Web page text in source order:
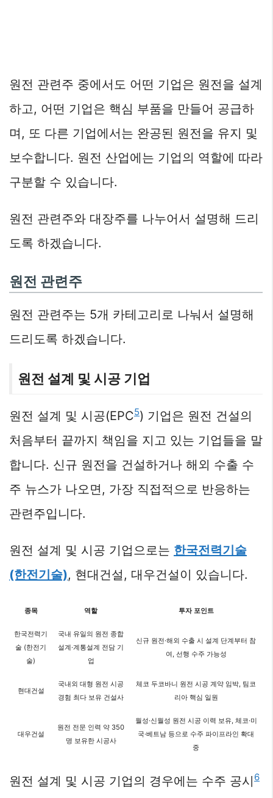
원전 관련주 중에서도 어떤 기업은 원전을 설계
하고, 어떤 기업은 핵심 부품을 만들어 공급하
며, 또 다른 기업에서는 완공된 원전을 유지 및
보수합니다. 원전 산업에는 기업의 역할에 따라
구분할 수 있습니다.
원전 관련주와 대장주를 나누어서 설명해 드리
도록 하겠습니다.
원전 관련주
원전 관련주는 5개 카테고리로 나눠서 설명해
드리도록 하겠습니다.
원전 설계 및 시공 기업
원전 설계 및 시공(EPC5) 기업은 원전 건설의
처음부터 끝까지 책임을 지고 있는 기업들을 말
합니다. 신규 원전을 건설하거나 해외 수출 수
주 뉴스가 나오면, 가장 직접적으로 반응하는
관련주입니다.
원전 설계 및 시공 기업으로는 한국전력기술
(한전기술), 현대건설, 대우건설이 있습니다.
종목 역할 투자 포인트
한국전력기
술 (한전기
술)
국내 유일의 원전 종합
설계·계통설계 전담 기
업
신규 원전·해외 수출 시 설계 단계부터 참
여, 선행 수주 가능성
현대건설
국내외 대형 원전 시공
경험 최다 보유 건설사
체코 두코바니 원전 시공 계약 임박, 팀코
리아 핵심 일원
대우건설
원전 전문 인력 약 350
명 보유한 시공사
월성·신월성 원전 시공 이력 보유, 체코·미
국·베트남 등으로 수주 파이프라인 확대
중
원전 설계 및 시공 기업의 경우에는 수주 공시 6